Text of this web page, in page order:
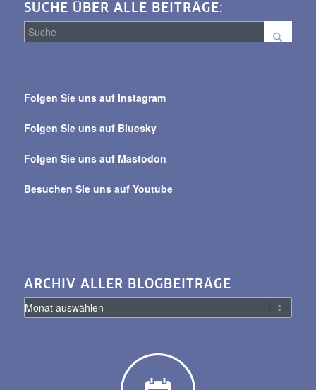
SUCHE ÜBER ALLE BEITRÄGE:
alle
Folgen Sie uns auf Instagram
Folgen Sie uns auf Bluesky
Folgen Sie uns auf Mastodon
Besuchen Sie uns auf Youtube
ARCHIV ALLER BLOGBEITRÄGE